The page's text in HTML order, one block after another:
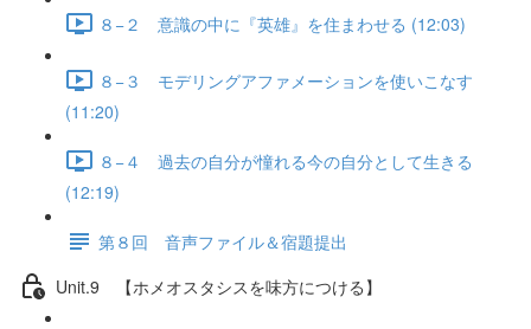
８−２ 意識の中に『英雄』を住まわせる (12:03)
８−３ モデリングアファメーションを使いこなす
(11:20)
８−４ 過去の自分が憧れる今の自分として生きる
(12:19)
第８回 音声ファイル＆宿題提出
Unit.9 【ホメオスタシスを味方につける】